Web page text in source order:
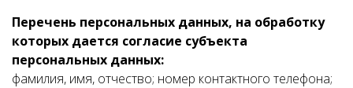
Перечень персональных данных, на обработку
которых дается согласие субъекта
персональных данных:
фамилия, имя, отчество; номер контактного телефона;